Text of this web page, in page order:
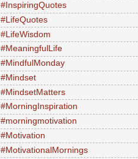
#InspiringQuotes
#LifeQuotes
#LifeWisdom
#MeaningfulLife
#MindfulMonday
#Mindset
#MindsetMatters
#MorningInspiration
#morningmotivation
#Motivation
#MotivationalMornings